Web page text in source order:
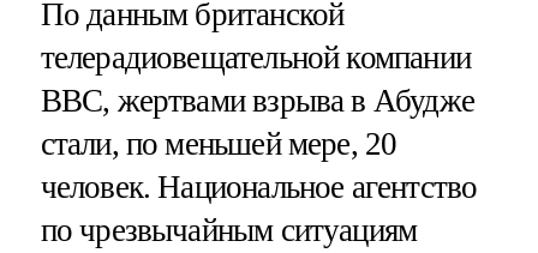
По данным британской
телерадиовещательной компании
BBC, жертвами взрыва в Абудже
стали, по меньшей мере, 20
человек. Национальное агентство
по чрезвычайным ситуациям